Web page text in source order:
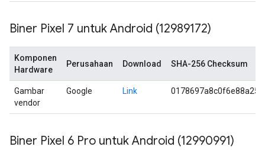
Biner Pixel 7 untuk Android (12989172)
Komponen
Hardware
Perusahaan Download SHA-256 Checksum
Gambar
vendor
Google Link
Biner Pixel 6 Pro untuk Android (12990991)